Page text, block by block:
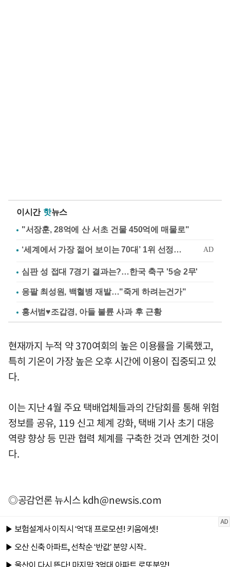
이시간 핫뉴스
"서장훈, 28억에 산 서초 건물 450억에 매물로"
심판 성 접대 7경기 결과는?…한국 축구 '5승 2무'
응팔 최성원, 백혈병 재발…"죽게 하려는건가"
홍서범♥조갑경, 아들 불륜 사과 후 근황
현재까지 누적 약 370여회의 높은 이용률을 기록했고,
특히 기온이 가장 높은 오후 시간에 이용이 집중되고 있
다.
이는 지난 4월 주요 택배업체들과의 간담회를 통해 위험
정보를 공유, 119 신고 체계 강화, 택배 기사 초기 대응
역량 향상 등 민관 협력 체계를 구축한 것과 연계한 것이
다.
◎공감언론 뉴시스kdh@newsis.com